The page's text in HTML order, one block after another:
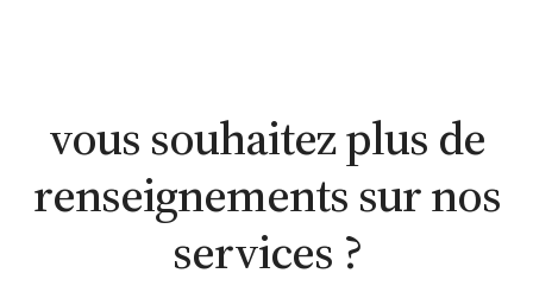
vous souhaitez plus de
renseignements sur nos
services ?